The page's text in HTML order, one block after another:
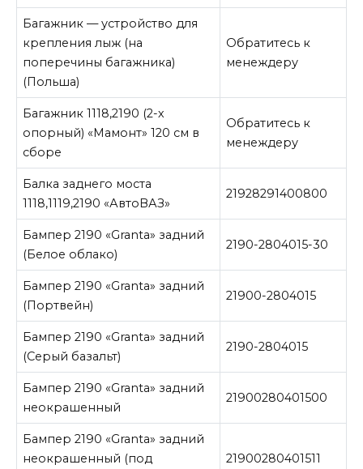
Багажник — устройство для
крепления лыж (на
поперечины багажника)
(Польша)
Обратитесь к
менеждеру
Багажник 1118,2190 (2-х
опорный) «Мамонт» 120 см в
сборе
Обратитесь к
менеждеру
Балка заднего моста
1118,1119,2190 «АвтоВАЗ»
21928291400800
Бампер 2190 «Granta» задний
(Белое облако)
2190-2804015-30
Бампер 2190 «Granta» задний
(Портвейн)
21900-2804015
Бампер 2190 «Granta» задний
(Серый базальт)
2190-2804015
Бампер 2190 «Granta» задний
неокрашенный
21900280401500
Бампер 2190 «Granta» задний
неокрашенный (под
21900280401511